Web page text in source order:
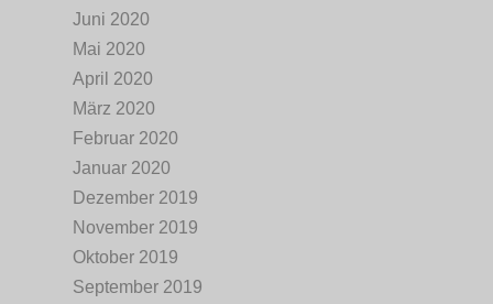
Juni 2020
Mai 2020
April 2020
März 2020
Februar 2020
Januar 2020
Dezember 2019
November 2019
Oktober 2019
September 2019